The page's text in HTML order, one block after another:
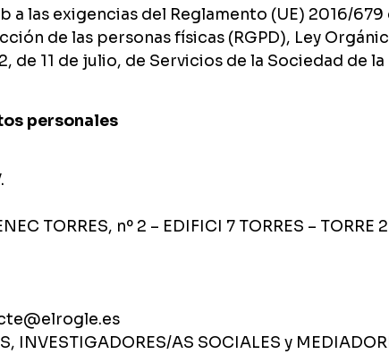
a las exigencias del Reglamento (UE) 2016/
de las personas físicas (RGPD), Ley
de 11 de julio, de Servicios de la Sociedad de
personales
TORRES, nº 2 – EDIFICI 7 TORRES – TORRE
INVESTIGADORES/AS SOCIALES y